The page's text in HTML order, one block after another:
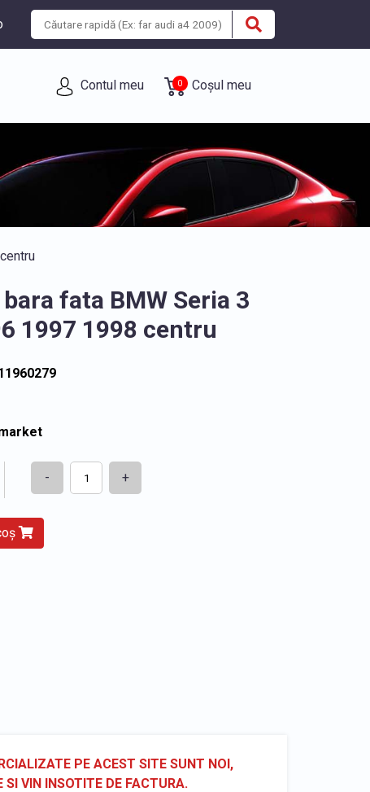
Contul meu 0 Coșul meu
fata BMW Seria 3
1997 1998 centru
- +
PE ACEST SITE SUNT NOI,
SI VIN INSOTITE DE FACTURA.